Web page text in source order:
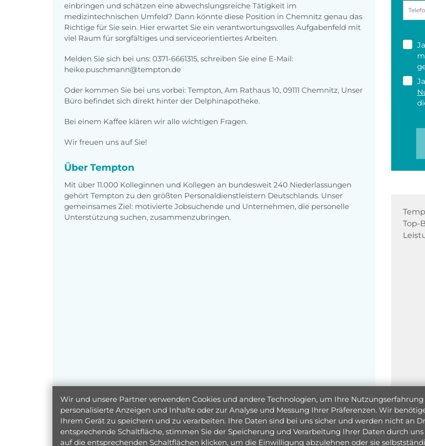
einbringen und schätzen eine abwechslungsreiche Tätigkeit im
medizintechnischen Umfeld? Dann könnte diese Position in Chemnitz genau das
Richtige für Sie sein. Hier erwartet Sie ein verantwortungsvolles Aufgabenfeld mit
viel Raum für sorgfältiges und serviceorientiertes Arbeiten.
Melden Sie sich bei uns: 0371-6661315, schreiben Sie eine E-Mail:
heike.puschmann@tempton.de
Oder kommen Sie bei uns vorbei: Tempton, Am Rathaus 10, 09111 Chemnitz, Unser
Büro befindet sich direkt hinter der Delphinapotheke.
Bei einem Kaffee klären wir alle wichtigen Fragen.
Wir freuen uns auf Sie!
Über Tempton
Mit über 11.000 Kolleginnen und Kollegen an bundesweit 240 Niederlassungen
gehört Tempton zu den größten Personaldienstleistern Deutschlands. Unser
gemeinsames Ziel: motivierte Jobsuchende und Unternehmen, die personelle
Unterstützung suchen, zusammenzubringen.
Top-
Wir und unsere Partner verwenden Cookies und andere Technologien, um Ihre Nutzungserfahrung
personalisierte Anzeigen und Inhalte oder zur Analyse und Messung Ihrer Präferenzen. Wir
Ihrem Gerät zu speichern und zu verarbeiten. Ihre Daten sind bei uns sicher und werden nicht an
entsprechende Schaltfläche, stimmen Sie der Speicherung und Verarbeitung Ihrer Daten durch
auf die entsprechenden Schaltflächen klicken, um die Einwilligung abzulehnen oder sie